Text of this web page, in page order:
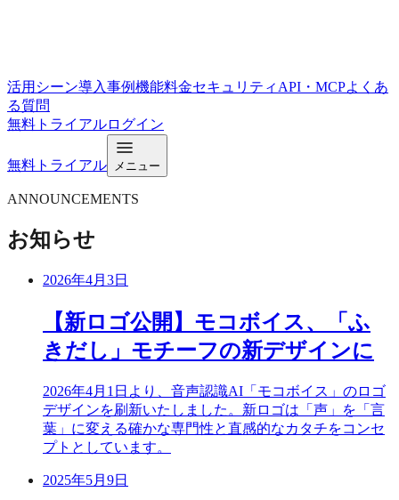
活用シーン導入事例機能料金セキュリティ API・MCPよくあ
る質問
無料トライアルログイン
無料トライアル メニュー
ANNOUNCEMENTS
お知らせ
2026年4月3日
【新ロゴ公開】モコボイス、「ふ
きだし」モチーフの新デザインに
2026年4月1日より、音声認識AI「モコボイス」のロゴ
デザインを刷新いたしました。新ロゴは「声」を「言
葉」に変える確かな専門性と直感的なカタチをコンセ
プトとしています。
2025年5月9日